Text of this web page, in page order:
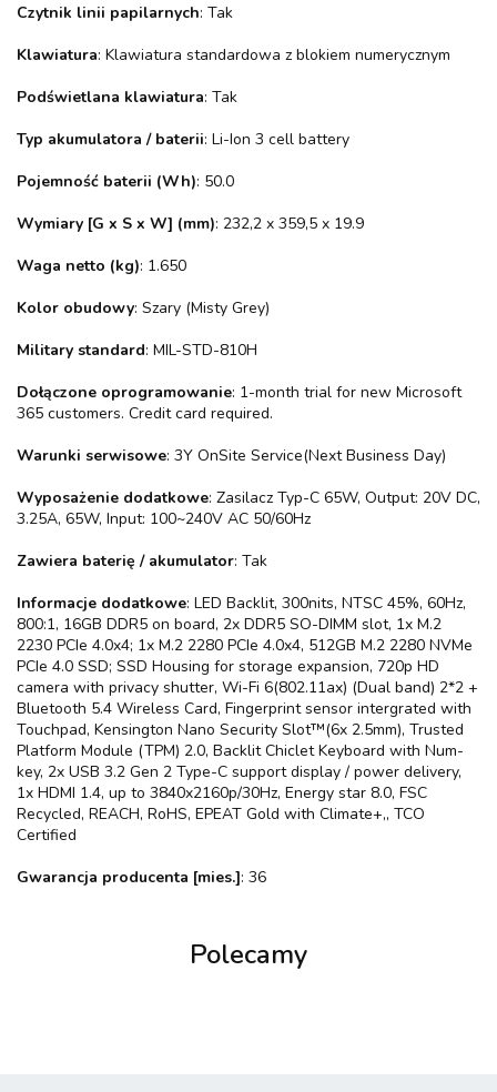
Czytnik linii papilarnych: Tak
Klawiatura: Klawiatura standardowa z blokiem numerycznym
Podświetlana klawiatura: Tak
Typ akumulatora / baterii: Li-Ion 3 cell battery
Pojemność baterii (Wh): 50.0
Wymiary [G x S x W] (mm): 232,2 x 359,5 x 19.9
Waga netto (kg): 1.650
Kolor obudowy: Szary (Misty Grey)
Military standard: MIL-STD-810H
Dołączone oprogramowanie: 1-month trial for new Microsoft
365 customers. Credit card required.
Warunki serwisowe: 3Y OnSite Service(Next Business Day)
Wyposażenie dodatkowe: Zasilacz Typ-C 65W, Output: 20V DC,
3.25A, 65W, Input: 100~240V AC 50/60Hz
Zawiera baterię / akumulator: Tak
Informacje dodatkowe: LED Backlit, 300nits, NTSC 45%, 60Hz,
800:1, 16GB DDR5 on board, 2x DDR5 SO-DIMM slot, 1x M.2
2230 PCIe 4.0x4; 1x M.2 2280 PCIe 4.0x4, 512GB M.2 2280 NVMe
PCIe 4.0 SSD; SSD Housing for storage expansion, 720p HD
camera with privacy shutter, Wi-Fi 6(802.11ax) (Dual band) 2*2 +
Bluetooth 5.4 Wireless Card, Fingerprint sensor intergrated with
Touchpad, Kensington Nano Security Slot™(6x 2.5mm), Trusted
Platform Module (TPM) 2.0, Backlit Chiclet Keyboard with Num-
key, 2x USB 3.2 Gen 2 Type-C support display / power delivery,
1x HDMI 1.4, up to 3840x2160p/30Hz, Energy star 8.0, FSC
Recycled, REACH, RoHS, EPEAT Gold with Climate+,, TCO
Certified
Gwarancja producenta [mies.]: 36
Polecamy